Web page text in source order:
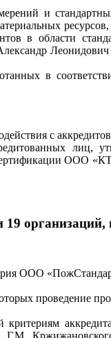
и
в области
в
с
лиц,
сертификации ООО
19 организаций,
ООО
проведение